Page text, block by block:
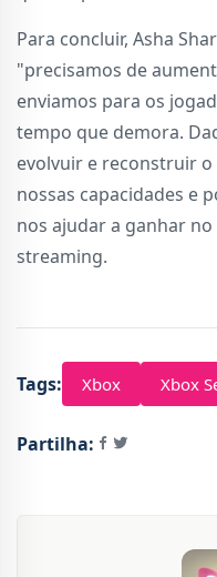
Para concluir, Asha
"precisamos de
enviamos para os
tempo que demora.
evolvuir e reconstruir
nossas capacidades e
nos ajudar a ganhar
streaming.
Tags: Xbox Xbox
Partilha: